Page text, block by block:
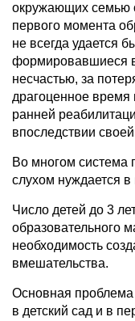
окружающих семью
первого момента
не всегда удается
формировавшиеся
несчастью, за
драгоценное время
ранней
впоследствии
Во многом
слухом нуждается
Число детей до 3
образовательного
необходимость
вмешательства.
Основная проблема
в детский сад и в